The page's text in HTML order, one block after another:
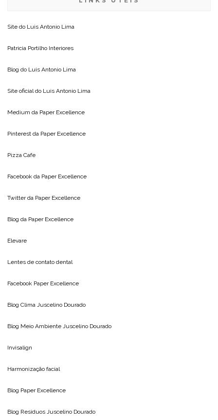
Site do Luis Antonio Lima
Patricia Portilho Interiores
Blog do Luis Antonio Lima
Site oficial do Luis Antonio Lima
Medium da Paper Excellence
Pinterest da Paper Excellence
Pizza Cafe
Facebook da Paper Excellence
Twitter da Paper Excellence
Blog da Paper Excellence
Elevare
Lentes de contato dental
Facebook Paper Excellence
Blog Clima Juscelino Dourado
Blog Meio Ambiente Juscelino Dourado
Invisalign
Harmonização facial
Blog Paper Excellence
Blog Resíduos Juscelino Dourado